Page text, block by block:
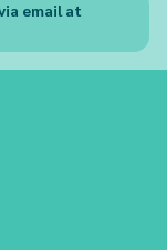
email at